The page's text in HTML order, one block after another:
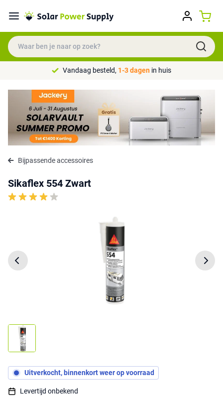
Vandaag besteld, 1-3 dagen in huis
Bijpassende accessoires
Sikaflex 554 Zwart
Uitverkocht, binnenkort weer op voorraad
Levertijd onbekend